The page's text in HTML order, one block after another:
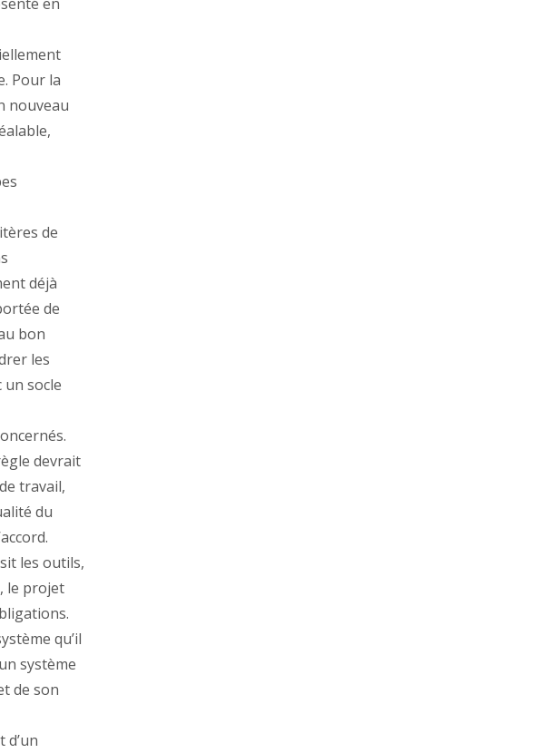
Pour la
nouveau
de
déjà
de
bon
les
un socle
devrait
travail,
du
les outils,
le projet
qu’il
système
de son
d’un